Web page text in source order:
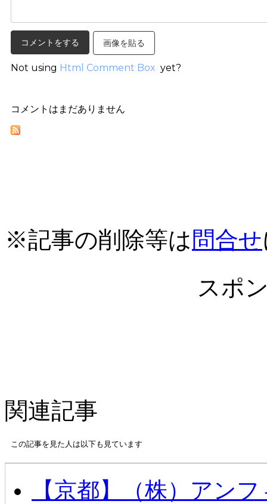
画像を貼る
Not using Html Comment Box yet?
コメントはまだありません
※記事の削除等は 問合せ
スポ
関連記事
この記事を見た人は以下も見ています
【京都】（株）アン